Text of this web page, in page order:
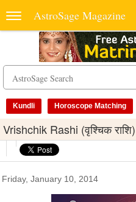
AstroSage Magazine
Kundli Horoscope Matching
Vrishchik Rashi (वृश्चिक राशि)
Friday, January 10, 2014